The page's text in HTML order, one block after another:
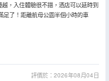
，入住體驗很不錯，酒店可以延時到
足了！距離航母公園半個小時的車
評價於：2026年08月04日